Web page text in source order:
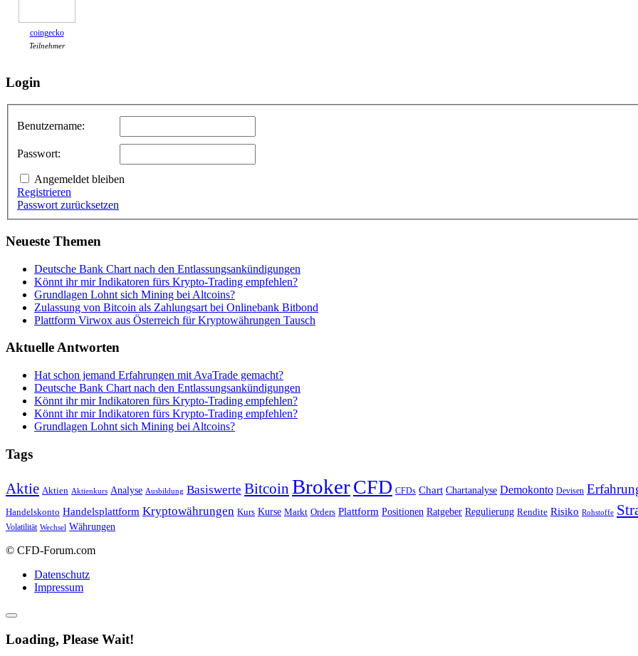
coingecko
Teilnehmer
Login
Benutzername:
Passwort:
Angemeldet bleiben
Registrieren
Passwort zurücksetzen
Neueste Themen
Deutsche Bank Chart nach den Entlassungsankündigungen
Könnt ihr mir Indikatoren fürs Krypto-Trading empfehlen?
Grundlagen Lohnt sich Mining bei Altcoins?
Zulassung von Bitcoin als Zahlungsart bei Onlinebank Bitbond
Plattform Virwox aus Österreich für Kryptowährungen Tausch
Aktuelle Antworten
Hat schon jemand Erfahrungen mit AvaTrade gemacht?
Deutsche Bank Chart nach den Entlassungsankündigungen
Könnt ihr mir Indikatoren fürs Krypto-Trading empfehlen?
Könnt ihr mir Indikatoren fürs Krypto-Trading empfehlen?
Grundlagen Lohnt sich Mining bei Altcoins?
Tags
Aktie Aktien Aktienkurs Analyse Ausbildung Basiswerte Bitcoin BrokerCFD CFDs Chart Chartanalyse Demokonto Devisen
Handelskonto Handelsplattform Kryptowährungen Kurs Kurse Markt Orders Plattform Positionen Ratgeber Regulierung Rendite Risiko Rohstoffe
Volatilität Wechsel Währungen
© CFD-Forum.com
Datenschutz
Impressum
Loading, Please Wait!